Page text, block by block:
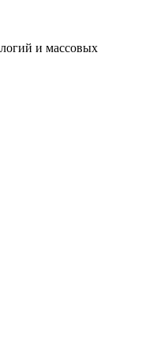
и массовых